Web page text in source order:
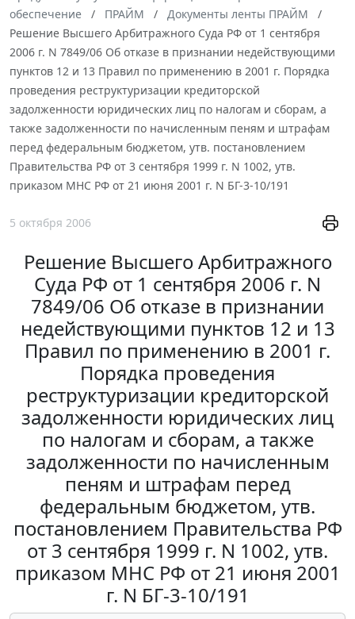
обеспечение
ПРАЙМ
Документы ленты ПРАЙМ
Решение Высшего Арбитражного Суда РФ от 1 сентября
2006 г. N 7849/06 Об отказе в признании недействующими
пунктов 12 и 13 Правил по применению в 2001 г. Порядка
проведения реструктуризации кредиторской
задолженности юридических лиц по налогам и сборам, а
также задолженности по начисленным пеням и штрафам
перед федеральным бюджетом, утв. постановлением
Правительства РФ от 3 сентября 1999 г. N 1002, утв.
приказом МНС РФ от 21 июня 2001 г. N БГ-3-10/191
5 октября 2006
Решение Высшего Арбитражного
Суда РФ от 1 сентября 2006 г. N
7849/06 Об отказе в признании
недействующими пунктов 12 и 13
Правил по применению в 2001 г.
Порядка проведения
реструктуризации кредиторской
задолженности юридических лиц
по налогам и сборам, а также
задолженности по начисленным
пеням и штрафам перед
федеральным бюджетом, утв.
постановлением Правительства РФ
от 3 сентября 1999 г. N 1002, утв.
приказом МНС РФ от 21 июня 2001
г. N БГ-3-10/191